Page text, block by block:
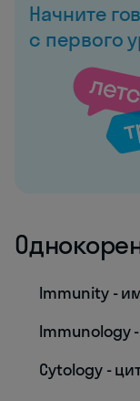
Начните
с первого
Immunity -
Immunology
Cytology -